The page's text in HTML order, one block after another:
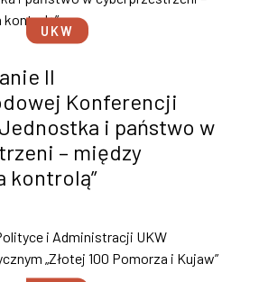
UKW
II
Konferencji
i państwo w
– między
kontrolą”